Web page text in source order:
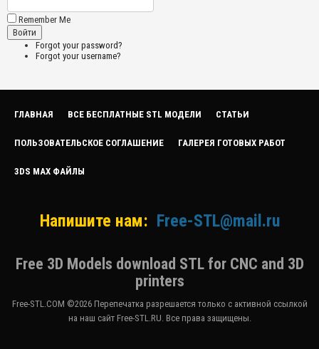
Remember Me
Forgot your password?
Forgot your username?
ГЛАВНАЯ ВСЕ БЕСПЛАТНЫЕ STL МОДЕЛИ СТАТЬИ
ПОЛЬЗОВАТЕЛЬСКОЕ СОГЛАШЕНИЕ ГАЛЕРЕЯ ГОТОВЫХ РАБОТ
3DS MAX ФАЙЛЫ
Напишите нам: Free-STL@mail.ru
Free 3D Models download STL for CNC and 3D
printers
Free-STL.COM ©2026 Перепечатка разрешается только с активной ссылкой
на наш сайт Free-STL.RU. Все права защищены.